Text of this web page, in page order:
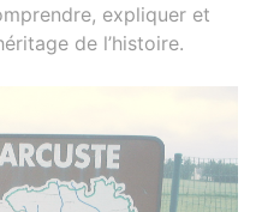
expliquer et
de l’histoire.